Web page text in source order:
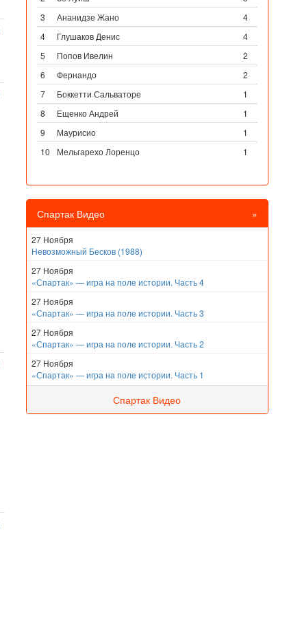
3
Ананидзе Жано
4
4
Глушаков Денис
4
5
Попов Ивелин
2
6
Фернандо
2
7
Боккетти Сальваторе
1
8
Ещенко Андрей
1
9
Маурисио
1
10
Мельгарехо Лоренцо 1
Спартак Видео »
27 Ноября
Невозможный Бесков (1988)
27 Ноября
«Спартак» — игра на поле истории. Часть 4
27 Ноября
«Спартак» — игра на поле истории. Часть 3
27 Ноября
«Спартак» — игра на поле истории. Часть 2
27 Ноября
«Спартак» — игра на поле истории. Часть 1
Спартак Видео